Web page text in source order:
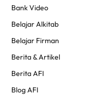
Bank Video
Belajar Alkitab
Belajar Firman
Berita & Artikel
Berita AFI
Blog AFI